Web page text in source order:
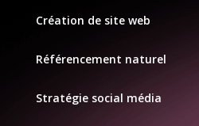
Création de site web
Référencement naturel
Stratégie social média